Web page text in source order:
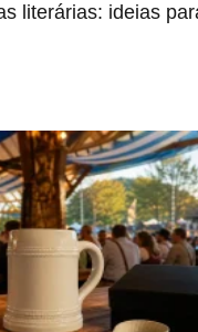
literárias: ideias